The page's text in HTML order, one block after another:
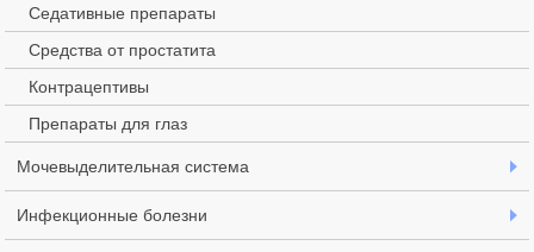
Седативные препараты
Средства от простатита
Контрацептивы
Препараты для глаз
Мочевыделительная система
Инфекционные болезни